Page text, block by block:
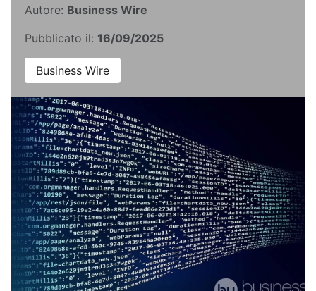
Autore: Business Wire
Pubblicato il: 16/09/2025
Business Wire